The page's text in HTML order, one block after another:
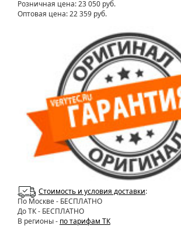
Розничная цена:23 050 руб.
Оптовая цена: 22 359 руб.
Стоимость и условия доставки:
По Москве- БЕСПЛАТНО
До ТК - БЕСПЛАТНО
В регионы - по тарифам ТК